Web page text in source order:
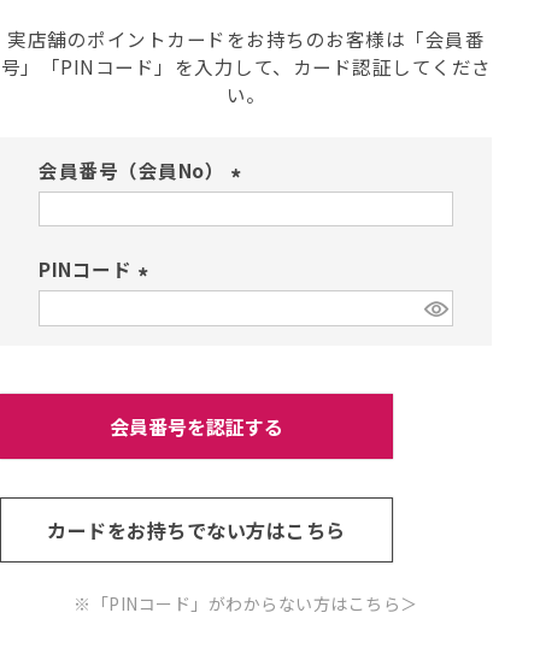
実店舗のポイントカードをお持ちのお客様は「会員番
号」「PINコード」を入力して、カード認証してくださ
い。
会員番号（会員No）
必
)
PINコード
必
)
会員番号を認証する
カードをお持ちでない方はこちら
※「PINコード」がわからない方はこちら ＞